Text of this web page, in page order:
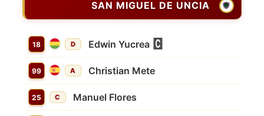
SAN MIGUEL DE UNCIA
18 D Edwin Yucrea
99 A Christian Mete
25 C Manuel Flores